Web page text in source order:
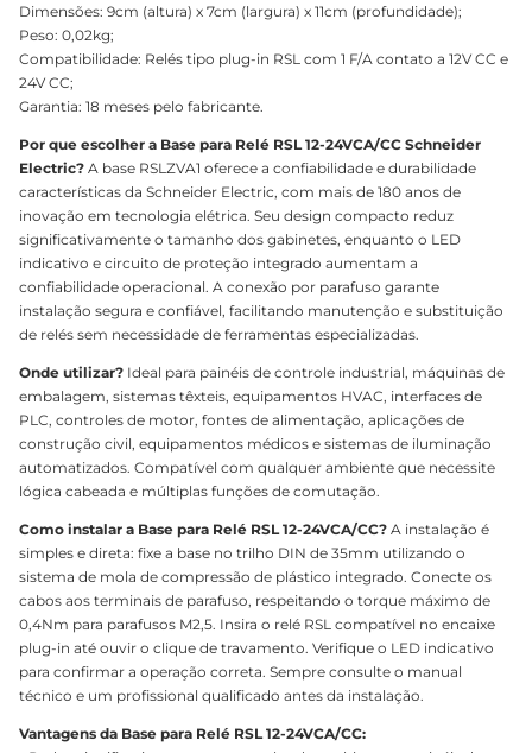
Dimensões: 9cm (altura) x 7cm (largura) x 11cm (profundidade);
Peso: 0,02kg;
Compatibilidade: Relés tipo plug-in RSL com 1 F/A contato a 12V CC e
24V CC;
Garantia: 18 meses pelo fabricante.
Por que escolher a Base para Relé RSL 12-24VCA/CC Schneider
Electric? A base RSLZVA1 oferece a confiabilidade e durabilidade
características da Schneider Electric, com mais de 180 anos de
inovação em tecnologia elétrica. Seu design compacto reduz
significativamente o tamanho dos gabinetes, enquanto o LED
indicativo e circuito de proteção integrado aumentam a
confiabilidade operacional. A conexão por parafuso garante
instalação segura e confiável, facilitando manutenção e substituição
de relés sem necessidade de ferramentas especializadas.
Onde utilizar? Ideal para painéis de controle industrial, máquinas de
embalagem, sistemas têxteis, equipamentos HVAC, interfaces de
PLC, controles de motor, fontes de alimentação, aplicações de
construção civil, equipamentos médicos e sistemas de iluminação
automatizados. Compatível com qualquer ambiente que necessite
lógica cabeada e múltiplas funções de comutação.
Como instalar a Base para Relé RSL 12-24VCA/CC? A instalação é
simples e direta: fixe a base no trilho DIN de 35mm utilizando o
sistema de mola de compressão de plástico integrado. Conecte os
cabos aos terminais de parafuso, respeitando o torque máximo de
0,4Nm para parafusos M2,5. Insira o relé RSL compatível no encaixe
plug-in até ouvir o clique de travamento. Verifique o LED indicativo
para confirmar a operação correta. Sempre consulte o manual
técnico e um profissional qualificado antes da instalação.
Vantagens da Base para Relé RSL 12-24VCA/CC: